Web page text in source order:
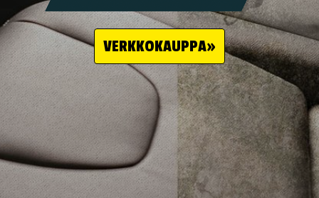
VERKKOKAUPPA»